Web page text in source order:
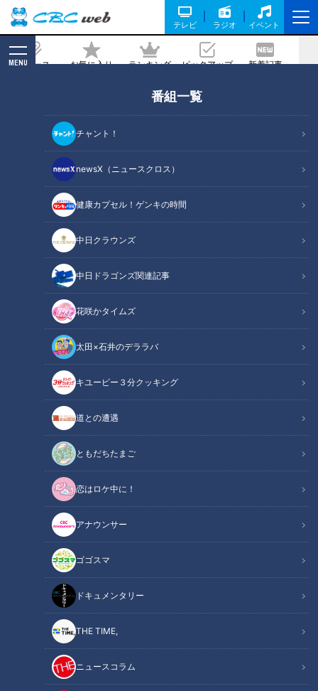
テレビ ラジオ イベント
ニュース お気に入り ランキング ピックアップ 新着記事
MENU
番組一覧
チャント！
newsX（ニュースクロス）
健康カプセル！ゲンキの時間
中日クラウンズ
中日ドラゴンズ関連記事
花咲かタイムズ
太田×石井のデララバ
キユーピー３分クッキング
道との遭遇
ともだちたまご
恋はロケ中に！
アナウンサー
ゴゴスマ
ドキュメンタリー
THE TIME,
ニュースコラム
成長とは…道化師様魚鱗癬の日々で～
CBCテレビ定期配信型ドキュメンタリー
「ピエロと呼ばれた息子」第６１話
2022/07/13 19:00
ドキュメンタリー
ピエロと呼ばれた息子
皮膚の難病『道化師様魚鱗癬』と闘う濵口賀久くん（５）。
6月18日、19日に開かれた魚鱗癬の会の交流会の帰りに、家族
で岡山県へ立ち寄りました。
目的はＲＳＫ山陽放送の千神アナウンサーに会うためです。
濵口さん一家と千神アナが知り合ったのは１年前。
両親が出版した「ピエロと呼ばれた息子」を千神アナが読んだ
ことがきっかけです。
千神アナは、道化師様魚鱗癬を多くの人に知ってもらえるきっ
かけになればと、自身のラジオ番組への出演を濵口さん一家に